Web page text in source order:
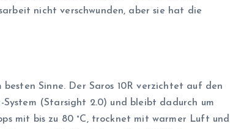
nicht verschwunden, aber sie hat die
Sinne. Der Saros 10R verzichtet auf den
(Starsight 2.0) und bleibt dadurch um
mit bis zu 80 °C, trocknet mit warmer Luft und